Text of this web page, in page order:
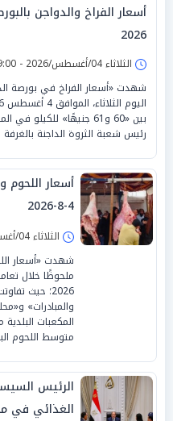
2026
الثلاثاء 04/أغسطس/2026 - 09:00 ص
شهدت «أسعار الفراخ في بورصة
بين «60 و61 جنيهًا»
رئيس شعبة الثروة الداجنة بالغرفة
أسعار اللحوم
4-8-2026
الثلاثاء 04/أغسطس/2026 - 08:30 ص
شهدت «أسعار
2026؛ حيث
والمبادرات»
متوسط اللحوم البلدية
الرئيس
الغذائي في